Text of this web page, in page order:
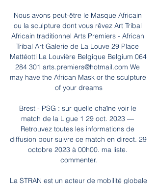
Nous avons peut-être le Masque Africain
ou la sculpture dont vous rêvez Art Tribal
Africain traditionnel Arts Premiers - African
Tribal Art Galerie de La Louve 29 Place
Mattéotti La Louvière Belgique Belgium 064
284 301 arts.premiers@hotmail.com We
may have the African Mask or the sculpture
of your dreams
Brest - PSG : sur quelle chaîne voir le
match de la Ligue 1 29 oct. 2023 —
Retrouvez toutes les informations de
diffusion pour suivre ce match en direct. 29
octobre 2023 à 00h00. ma liste.
commenter.
La STRAN est un acteur de mobilité globale